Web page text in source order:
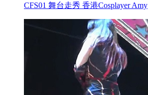
CFS01 舞台走秀 香港Cosplayer Amy